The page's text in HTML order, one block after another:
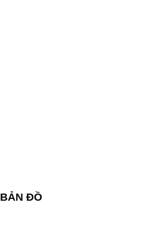
BẢN ĐỒ